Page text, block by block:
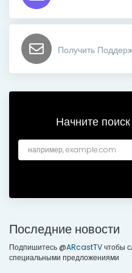
Получить
Начните
Последние новости
Подпишитесь @ARcastTVчтобы
специальными предложениями